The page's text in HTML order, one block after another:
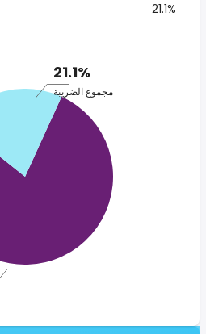
21.1%
21.1%
مجموع الضريبة